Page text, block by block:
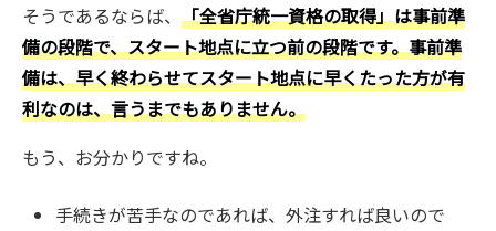
そうであるならば、 「全省庁統一資格の取得」は事前準
備の段階で、スタート地点に立つ前の段階です。事前準
備は、早く終わらせてスタート地点に早くたった方が有
利なのは、言うまでもありません。
もう、お分かりですね。
手続きが苦手なのであれば、外注すれば良いので